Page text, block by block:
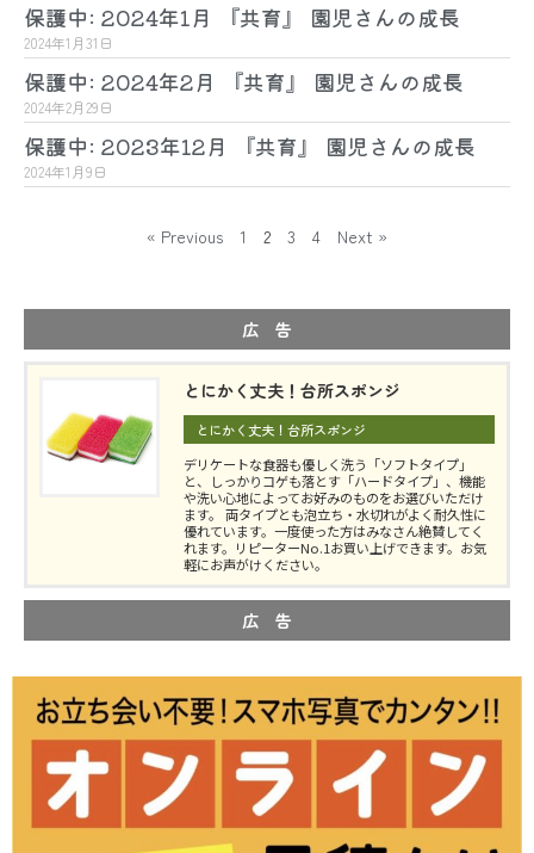
保護中: 2024年1月 『共育』 園児さんの成長
2024年1月31日
保護中: 2024年2月 『共育』 園児さんの成長
2024年2月29日
保護中: 2023年12月 『共育』 園児さんの成長
2024年1月9日
« Previous 1 2 3 4 Next »
広 告
とにかく丈夫！台所スポンジ
とにかく丈夫！台所スポンジ
デリケートな食器も優しく洗う「ソフトタイプ」
と、しっかりコゲも落とす「ハードタイプ」、機能
や洗い心地によってお好みのものをお選びいただけ
ます。 両タイプとも泡立ち・水切れがよく耐久性に
優れています。一度使った方はみなさん絶賛してく
れます。リピーターNo.1お買い上げできます。お気
軽にお声がけください。
広 告